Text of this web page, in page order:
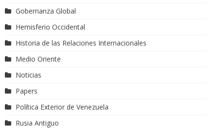
Gobernanza Global
Hemisferio Occidental
Historia de las Relaciones Internacionales
Medio Oriente
Noticias
Papers
Política Exterior de Venezuela
Rusia Antiguo